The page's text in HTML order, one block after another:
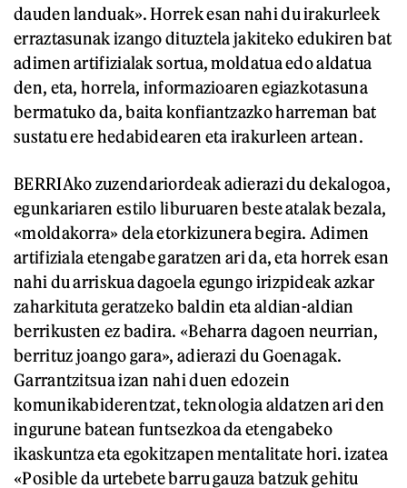
dauden landuak». Horrek esan nahi du irakurleek
erraztasunak izango dituztela jakiteko edukiren bat
adimen artifizialak sortua, moldatua edo aldatua
den, eta, horrela, informazioaren egiazkotasuna
bermatuko da, baita konfiantzazko harreman bat
sustatu ere hedabidearen eta irakurleen artean.
BERRIAko zuzendariordeak adierazi du dekalogoa,
egunkariaren estilo liburuaren beste atalak bezala,
«moldakorra» dela etorkizunera begira. Adimen
artifiziala etengabe garatzen ari da, eta horrek esan
nahi du arriskua dagoela egungo irizpideak azkar
zaharkituta geratzeko baldin eta aldian-aldian
berrikusten ez badira. «Beharra dagoen neurrian,
berrituz joango gara», adierazi du Goenagak.
Garrantzitsua izan nahi duen edozein
komunikabiderentzat, teknologia aldatzen ari den
ingurune batean funtsezkoa da etengabeko
ikaskuntza eta egokitzapen mentalitate hori. izatea
«Posible da urtebete barru gauza batzuk gehitu